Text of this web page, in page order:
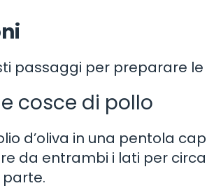
passaggi per preparare
cosce di pollo
d’oliva in una pentola
da entrambi i lati per